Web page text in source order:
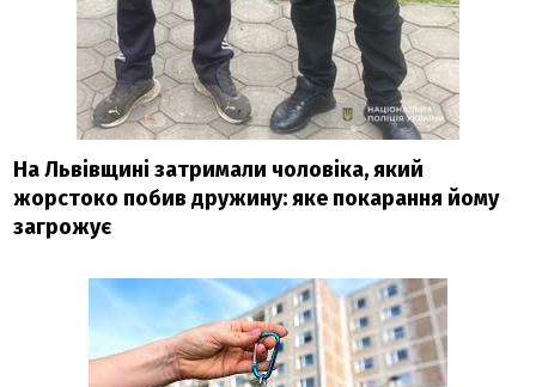
На Львівщині затримали чоловіка, який
жорстоко побив дружину: яке покарання йому
загрожує